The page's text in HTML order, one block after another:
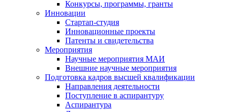
Конкурсы, программы, гранты
Инновации
Стартап-студия
Инновационные проекты
Патенты и свидетельства
Мероприятия
Научные мероприятия МАИ
Внешние научные мероприятия
Подготовка кадров высшей квалификации
Направления деятельности
Поступление в аспирантуру
Аспирантура